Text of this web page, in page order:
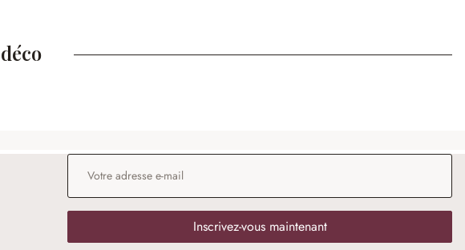
Adresse e-mail
Inscrivez-vous maintenant